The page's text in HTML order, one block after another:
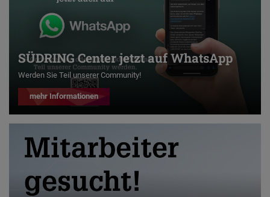
SÜDRING Center jetzt auf WhatsApp
Werden Sie Teil unserer Community!
mehr Informationen